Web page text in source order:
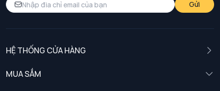
Gửi
HỆ THỐNG CỬA HÀNG
MUA SẮM